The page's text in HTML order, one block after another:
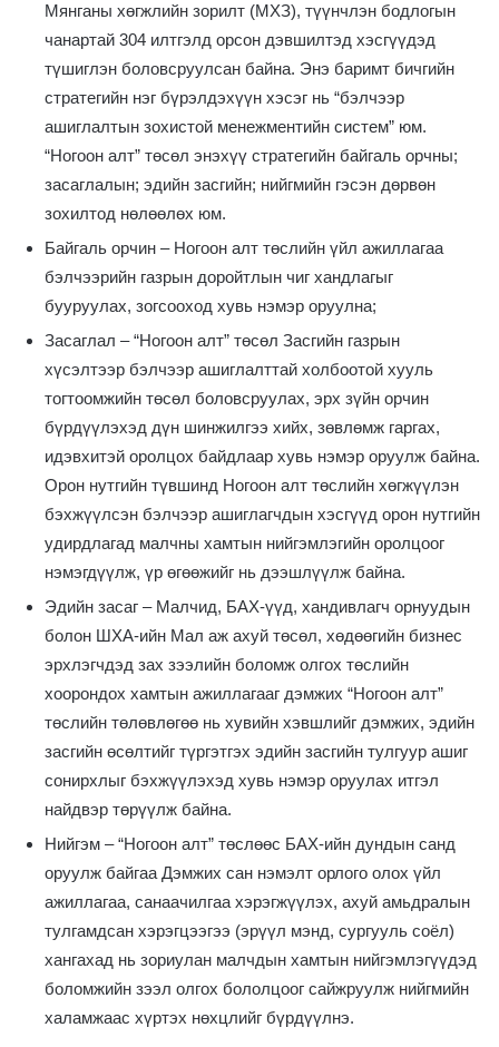
Мянганы хөгжлийн зорилт (МХЗ), түүнчлэн бодлогын
чанартай 304 илтгэлд орсон дэвшилтэд хэсгүүдэд
түшиглэн боловсруулсан байна. Энэ баримт бичгийн
стратегийн нэг бүрэлдэхүүн хэсэг нь “бэлчээр
ашиглалтын зохистой менежментийн систем” юм.
“Ногоон алт” төсөл энэхүү стратегийн байгаль орчны;
засаглалын; эдийн засгийн; нийгмийн гэсэн дөрвөн
зохилтод нөлөөлөх юм.
Байгаль орчин – Ногоон алт төслийн үйл ажиллагаа
бэлчээрийн газрын доройтлын чиг хандлагыг
бууруулах, зогсооход хувь нэмэр оруулна;
Засаглал – “Ногоон алт” төсөл Засгийн газрын
хүсэлтээр бэлчээр ашиглалттай холбоотой хууль
тогтоомжийн төсөл боловсруулах, эрх зүйн орчин
бүрдүүлэхэд дүн шинжилгээ хийх, зөвлөмж гаргах,
идэвхитэй оролцох байдлаар хувь нэмэр оруулж байна.
Орон нутгийн түвшинд Ногоон алт төслийн хөгжүүлэн
бэхжүүлсэн бэлчээр ашиглагчдын хэсгүүд орон нутгийн
удирдлагад малчны хамтын нийгэмлэгийн оролцоог
нэмэгдүүлж, үр өгөөжийг нь дээшлүүлж байна.
Эдийн засаг – Малчид, БАХ-үүд, хандивлагч орнуудын
болон ШХА-ийн Мал аж ахуй төсөл, хөдөөгийн бизнес
эрхлэгчдэд зах зээлийн боломж олгох төслийн
хоорондох хамтын ажиллагааг дэмжих “Ногоон алт”
төслийн төлөвлөгөө нь хувийн хэвшлийг дэмжих, эдийн
засгийн өсөлтийг түргэтгэх эдийн засгийн тулгуур ашиг
сонирхлыг бэхжүүлэхэд хувь нэмэр оруулах итгэл
найдвэр төрүүлж байна.
Нийгэм – “Ногоон алт” төслөөс БАХ-ийн дундын санд
оруулж байгаа Дэмжих сан нэмэлт орлого олох үйл
ажиллагаа, санаачилгаа хэрэгжүүлэх, ахуй амьдралын
тулгамдсан хэрэгцээгээ (эрүүл мэнд, сургууль соёл)
хангахад нь зориулан малчдын хамтын нийгэмлэгүүдэд
боломжийн зээл олгох бололцоог сайжруулж нийгмийн
халамжаас хүртэх нөхцлийг бүрдүүлнэ.